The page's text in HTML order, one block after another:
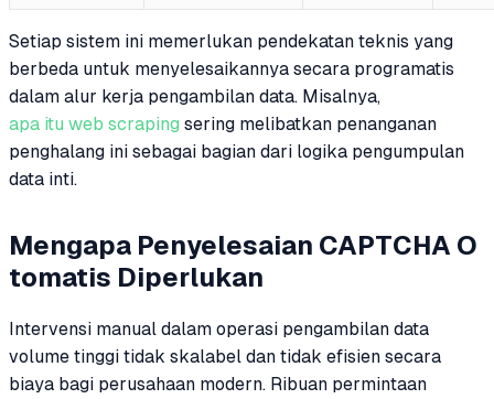
Setiap sistem ini memerlukan pendekatan teknis yang
berbeda untuk menyelesaikannya secara programatis
dalam alur kerja pengambilan data. Misalnya,
apa itu web scraping sering melibatkan penanganan
penghalang ini sebagai bagian dari logika pengumpulan
data inti.
Mengapa Penyelesaian CAPTCHA O
tomatis Diperlukan
Intervensi manual dalam operasi pengambilan data
volume tinggi tidak skalabel dan tidak efisien secara
biaya bagi perusahaan modern. Ribuan permintaan